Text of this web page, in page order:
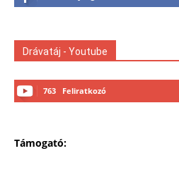
Drávatáj - Youtube
763 Feliratkozó
Támogató: